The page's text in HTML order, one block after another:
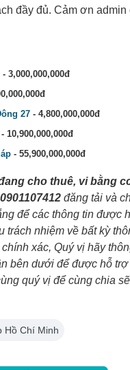
đầy đủ. Cảm ơn admin
- 3,000,000,000đ
27 - 4,800,000,000đ
10,900,000,000đ
- 55,900,000,000đ
cho thuê, vi bằng
đăng tải và
để các thông tin được
nhiệm về bất kỳ
xác, Quý vị hãy
bên dưới để được hỗ
quý vị để cùng chia
Hồ Chí Minh